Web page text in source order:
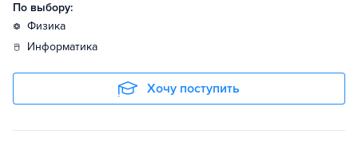
По выбору:
физика
информатика
Хочу поступить